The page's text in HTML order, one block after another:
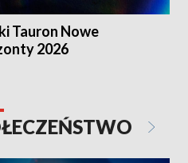
Tauron Nowe
2026